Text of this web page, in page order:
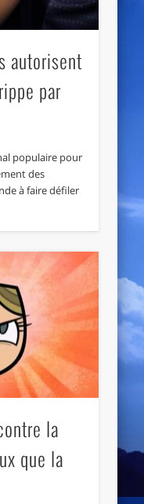
autorisent
par
populaire pour
des
à faire défiler
la
que la